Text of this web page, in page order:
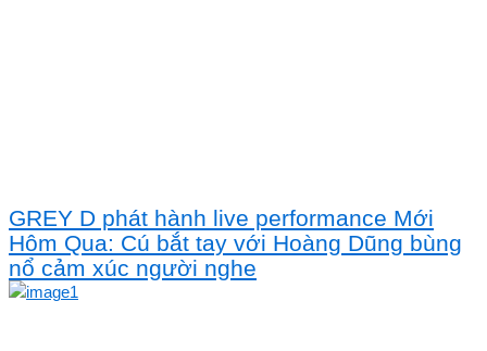
GREY D phát hành live performance Mới
Hôm Qua: Cú bắt tay với Hoàng Dũng bùng
nổ cảm xúc người nghe